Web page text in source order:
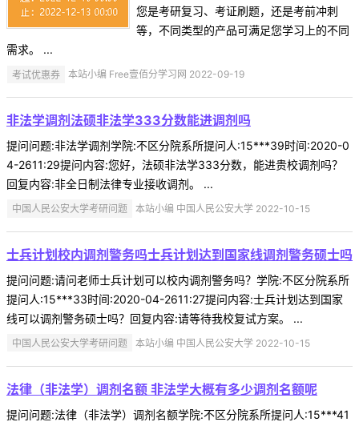
您是考研复习、考证刷题，还是考前冲刺
等，不同类型的产品可满足您学习上的不同
需求。 ...
考试优惠券 本站小编 Free壹佰分学习网 2022-09-19
非法学调剂法硕非法学333分数能进调剂吗
提问问题:非法学调剂学院:不区分院系所提问人:15***39时间:2020-0
4-2611:29提问内容:您好，法硕非法学333分数，能进贵校调剂吗？
回复内容:非全日制法律专业接收调剂。 ...
中国人民公安大学考研问题 本站小编 中国人民公安大学 2022-10-15
士兵计划校内调剂警务吗士兵计划达到国家线调剂警务硕士吗
提问问题:请问老师士兵计划可以校内调剂警务吗？学院:不区分院系所
提问人:15***33时间:2020-04-2611:27提问内容:士兵计划达到国家
线可以调剂警务硕士吗？回复内容:请等待我校复试方案。 ...
中国人民公安大学考研问题 本站小编 中国人民公安大学 2022-10-15
法律（非法学）调剂名额 非法学大概有多少调剂名额呢
提问问题:法律（非法学）调剂名额学院:不区分院系所提问人:15***41